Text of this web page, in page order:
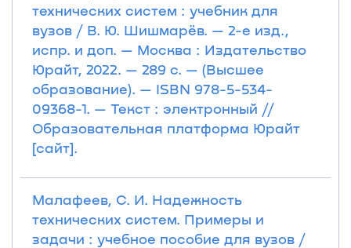
технических систем : учебник для
вузов / В. Ю. Шишмарёв. — 2-е изд.,
испр. и доп. — Москва : Издательство
Юрайт, 2022. — 289 с. — (Высшее
образование). — ISBN 978-5-534-
09368-1. — Текст : электронный //
Образовательная платформа Юрайт
[сайт].
Малафеев, С. И. Надежность
технических систем. Примеры и
задачи : учебное пособие для вузов /